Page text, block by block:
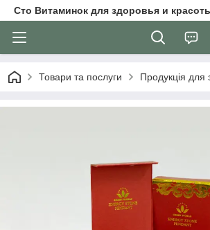
Сто Витаминок для здоровья и
Товари та послуги Продукція для